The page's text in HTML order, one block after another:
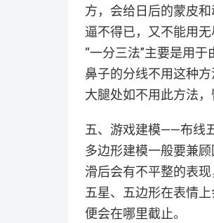
方，会给日后的蒙皮和
逼不得已，又不能用无
“一分三法”主要是用
鼻子的分线不用这种方
大腿处如不用此方法，
五、游戏建模——布线
多边形建模一般要兼
滑后会有不平整的表现
五星、五边形在表情
便会在哪里截止。